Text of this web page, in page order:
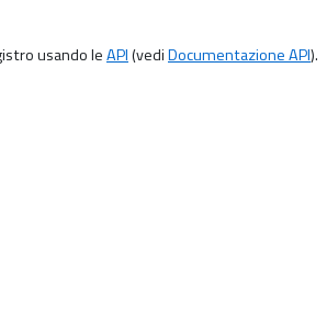
usando leAPI(vediDocumentazione API).